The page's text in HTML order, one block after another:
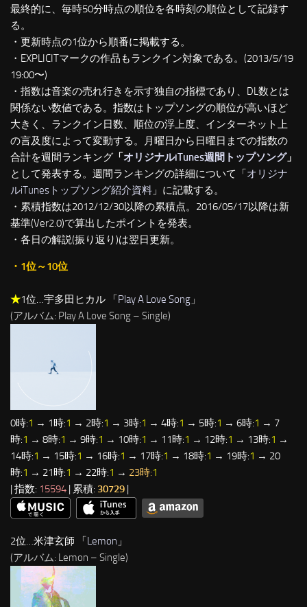
最終的に、毎時50分時点の順位を各時刻の順位として記録す
る。
・更新時点の1位から順番に掲載する。
・EXPLICITマークの作品もランクイン対象である。(2013/5/19
19:00〜)
・指数は音楽の売れ行きを示す独自の指標であり、DL数とは
関係ない数値である。指数はトップソングの順位が高いほど
大きく、ランクイン日数、順位の浮上度、インターネット上
の言及度によって変動する。月曜日から日曜日までの指数の
合計を週間ランキング 「オリジナルiTunes週間トップソング」
として発表する。週間ランキングの詳細について「オリジナ
ルiTunesトップソング紹介資料 」に記載する。
・累積指数は2012/12/30以降の累積点。2016/05/17以降は新
基準(Ver2.0)で算出したポイントを発表。
・各日の解説(振り返り)は翌日更新。
・1位～10位
★1位…宇多田ヒカル 「Play A Love Song 」
(アルバム: Play A Love Song – Single)
0時:1 → 1時:1 → 2時:1 → 3時:1 → 4時:1 → 5時:1 → 6時:1 → 7
時:1 → 8時:1 → 9時:1 → 10時:1 → 11時:1 → 12時:1 → 13時:1 →
14時:1 → 15時:1 → 16時:1 → 17時:1 → 18時:1 → 19時:1 → 20
時:1 → 21時:1 → 22時:1 → 23時:1
| 指数: 15594 | 累積: 30729 |
2位…米津玄師 「Lemon 」
(アルバム: Lemon – Single)